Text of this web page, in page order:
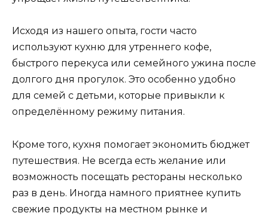
Исходя из нашего опыта, гости часто
используют кухню для утреннего кофе,
быстрого перекуса или семейного ужина после
долгого дня прогулок. Это особенно удобно
для семей с детьми, которые привыкли к
определённому режиму питания.
Кроме того, кухня помогает экономить бюджет
путешествия. Не всегда есть желание или
возможность посещать рестораны несколько
раз в день. Иногда намного приятнее купить
свежие продукты на местном рынке и